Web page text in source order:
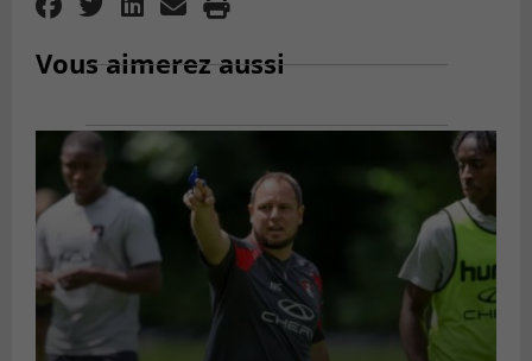
Vous aimerez aussi